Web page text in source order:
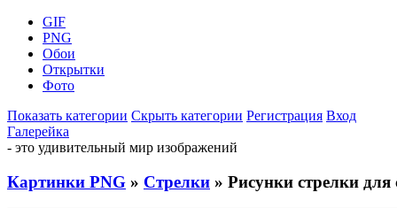
GIF
PNG
Обои
Открытки
Фото
Показать категории Скрыть категории Регистрация Вход
Галерейка
- это удивительный мир изображений
Картинки PNG » Стрелки » Рисунки стрелки для